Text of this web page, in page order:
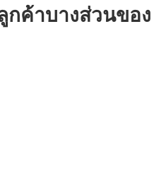
กค้าบางส่วนของ